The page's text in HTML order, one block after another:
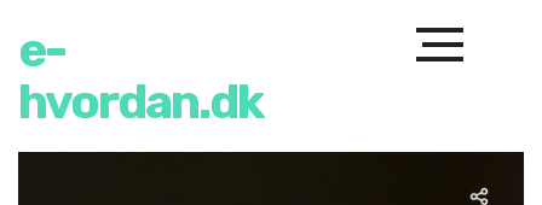
e-
hvordan.dk